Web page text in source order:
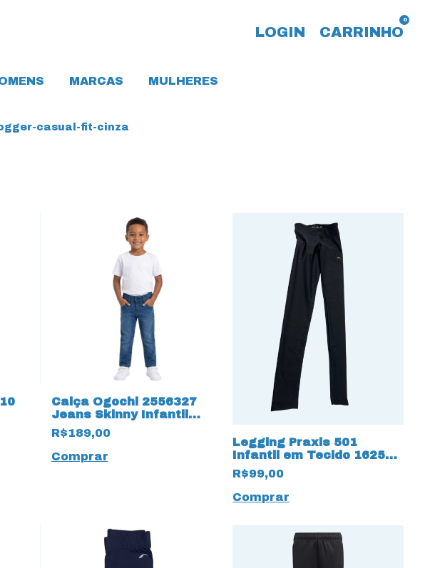
LOGIN CARRINHO
0
MARCAS MULHERES
casual-fit-cinza
Calça Ogochi 2556327
Jeans Skinny Infantil
19803 5 Bolsos
R$189,00
Comprar
Legging Praxis 501
Infantil em Tecido 16251
Trilobal
R$99,00
Comprar